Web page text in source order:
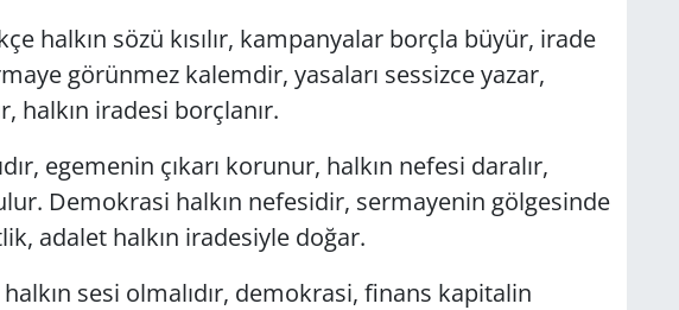
halkın sözü kısılır, kampanyalar borçla büyür, irade
görünmez kalemdir, yasaları sessizce yazar,
halkın iradesi borçlanır.
egemenin çıkarı korunur, halkın nefesi daralır,
Demokrasi halkın nefesidir, sermayenin gölgesinde
adalet halkın iradesiyle doğar.
sesi olmalıdır, demokrasi, finans kapitalin